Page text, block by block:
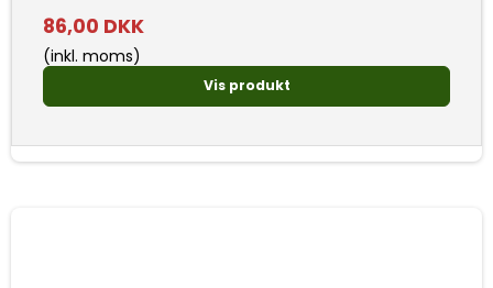
86,00 DKK
(inkl. moms)
Vis produkt